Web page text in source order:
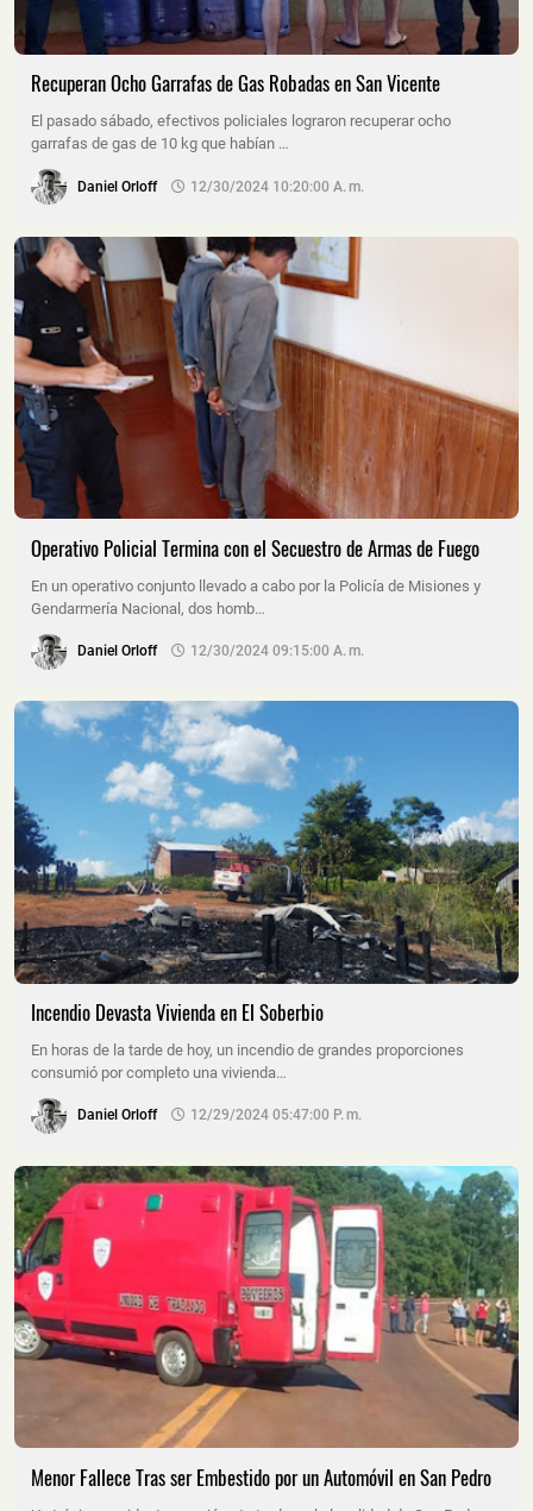
Recuperan Ocho Garrafas de Gas Robadas en San Vicente
El pasado sábado, efectivos policiales lograron recuperar ocho
garrafas de gas de 10 kg que habían …
Daniel Orloff 12/30/2024 10:20:00 A. M.
Operativo Policial Termina con el Secuestro de Armas de Fuego
En un operativo conjunto llevado a cabo por la Policía de Misiones y
Gendarmería Nacional, dos homb…
Daniel Orloff 12/30/2024 09:15:00 A. M.
Incendio Devasta Vivienda en El Soberbio
En horas de la tarde de hoy, un incendio de grandes proporciones
consumió por completo una vivienda…
Daniel Orloff 12/29/2024 05:47:00 P. M.
Menor Fallece Tras ser Embestido por un Automóvil en San Pedro